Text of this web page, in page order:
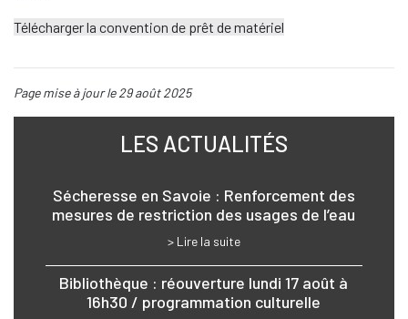
Télécharger la convention de prêt de matériel
Page mise à jour le 29 août 2025
LES ACTUALITÉS
Sécheresse en Savoie : Renforcement des
mesures de restriction des usages de l’eau
> Lire la suite
Bibliothèque : réouverture lundi 17 août à
16h30 / programmation culturelle